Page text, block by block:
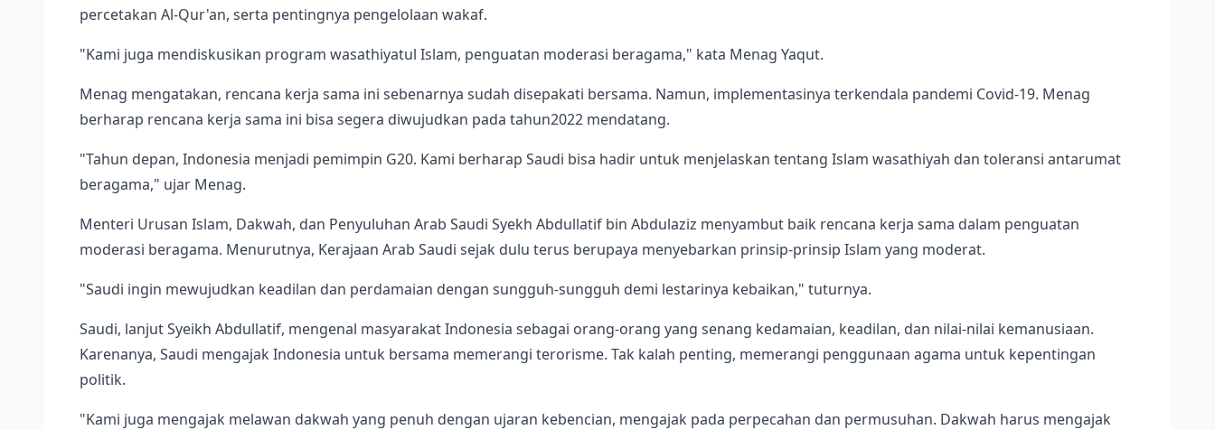
percetakan Al-Qur'an, serta pentingnya pengelolaan wakaf.
"Kami juga mendiskusikan program wasathiyatul Islam, penguatan moderasi beragama," kata Menag Yaqut.
Menag mengatakan, rencana kerja sama ini sebenarnya sudah disepakati bersama. Namun, implementasinya terkendala pandemi Covid-19. Menag
berharap rencana kerja sama ini bisa segera diwujudkan pada tahun2022 mendatang.
"Tahun depan, Indonesia menjadi pemimpin G20. Kami berharap Saudi bisa hadir untuk menjelaskan tentang Islam wasathiyah dan toleransi antarumat
beragama," ujar Menag.
Menteri Urusan Islam, Dakwah, dan Penyuluhan Arab Saudi Syekh Abdullatif bin Abdulaziz menyambut baik rencana kerja sama dalam penguatan
moderasi beragama. Menurutnya, Kerajaan Arab Saudi sejak dulu terus berupaya menyebarkan prinsip-prinsip Islam yang moderat.
"Saudi ingin mewujudkan keadilan dan perdamaian dengan sungguh-sungguh demi lestarinya kebaikan," tuturnya.
Saudi, lanjut Syeikh Abdullatif, mengenal masyarakat Indonesia sebagai orang-orang yang senang kedamaian, keadilan, dan nilai-nilai kemanusiaan.
Karenanya, Saudi mengajak Indonesia untuk bersama memerangi terorisme. Tak kalah penting, memerangi penggunaan agama untuk kepentingan
politik.
"Kami juga mengajak melawan dakwah yang penuh dengan ujaran kebencian, mengajak pada perpecahan dan permusuhan. Dakwah harus mengajak